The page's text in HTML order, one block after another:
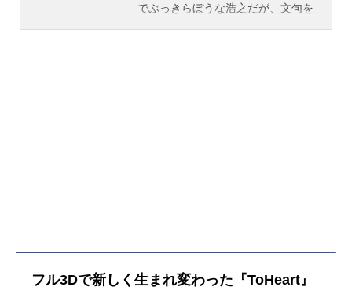
でぶっきらぼうな浩之だが、文句を
宮内レミィ：笠原留美スタッフ監
ナリオ：山口宏キャラデザイン・総
フル3Dで新しく生まれ変わった『ToHeart』